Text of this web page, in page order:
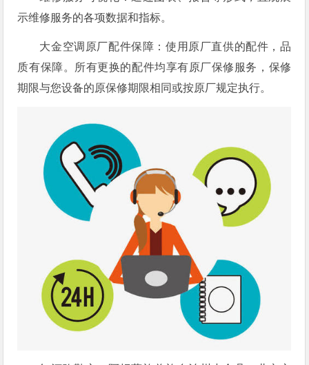
示维修服务的各项数据和指标。
大金空调原厂配件保障：使用原厂直供的配件，品
质有保障。所有更换的配件均享有原厂保修服务，保修
期限与您设备的原保修期限相同或按原厂规定执行。